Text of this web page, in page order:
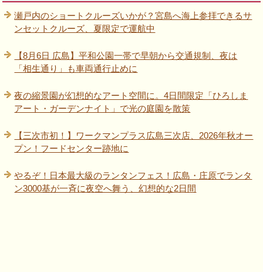
瀬戸内のショートクルーズいかが？宮島へ海上参拝できるサ
ンセットクルーズ、夏限定で運航中
【8月6日 広島】平和公園一帯で早朝から交通規制、夜は
「相生通り」も車両通行止めに
夜の縮景園が幻想的なアート空間に。4日間限定「ひろしま
アート・ガーデンナイト」で光の庭園を散策
【三次市初！】ワークマンプラス広島三次店、2026年秋オー
プン！フードセンター跡地に
やるぞ！日本最大級のランタンフェス！広島・庄原でランタ
ン3000基が一斉に夜空へ舞う、幻想的な2日間